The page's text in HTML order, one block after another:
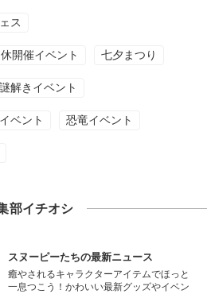
ス
開催イベント 七夕まつり
解きイベント
ベント 恐竜イベント
部イチオシ
スヌーピーたちの最新ニュース
癒やされるキャラクターアイテムでほっと
一息つこう！かわいい最新グッズやイベン